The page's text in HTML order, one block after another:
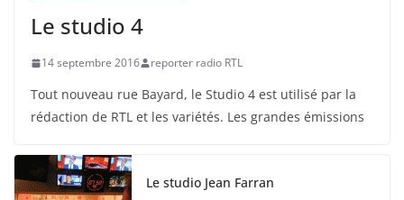
Le studio 4
14 septembre 2016 reporter radio RTL
Tout nouveau rue Bayard, le Studio 4 est utilisé par la
rédaction de RTL et les variétés. Les grandes émissions
Le studio Jean Farran